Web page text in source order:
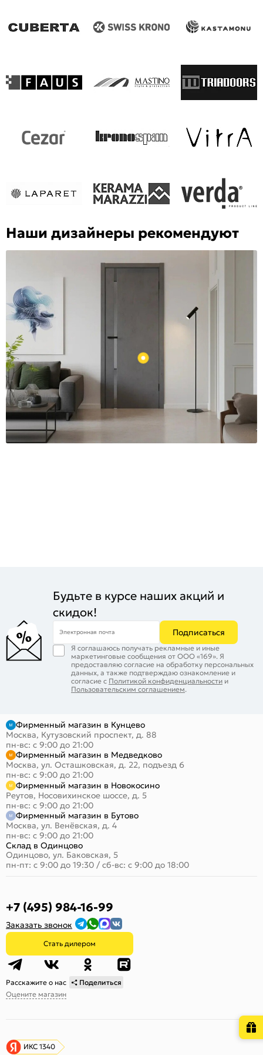
Наши дизайнеры рекомендуют
Будьте в курсе наших акций и
скидок!
Электронная почта Подписаться
Я соглашаюсь получать рекламные и иные
маркетинговые сообщения от ООО «169». Я
предоставляю согласие на обработку персональных
данных, а также подтверждаю ознакомление и
согласие с Политикой конфиденциальности и
Пользовательским соглашением.
Фирменный магазин в Кунцево
Москва, Кутузовский проспект, д. 88
пн-вс: с 9:00 до 21:00
Фирменный магазин в Медведково
Москва, ул. Осташковская, д. 22, подъезд 6
пн-вс: с 9:00 до 21:00
Фирменный магазин в Новокосино
Реутов, Носовихинское шоссе, д. 5
пн-вс: с 9:00 до 21:00
Фирменный магазин в Бутово
Москва, ул. Венёвская, д. 4
пн-вс: с 9:00 до 21:00
Склад в Одинцово
Одинцово, ул. Баковская, 5
пн-пт: с 9:00 до 19:30 / сб-вс: с 9:00 до 18:00
+7 (495) 984-16-99
Заказать звонок
Стать дилером
Расскажите о нас
Поделиться
Оцените магазин
ИКС 1340